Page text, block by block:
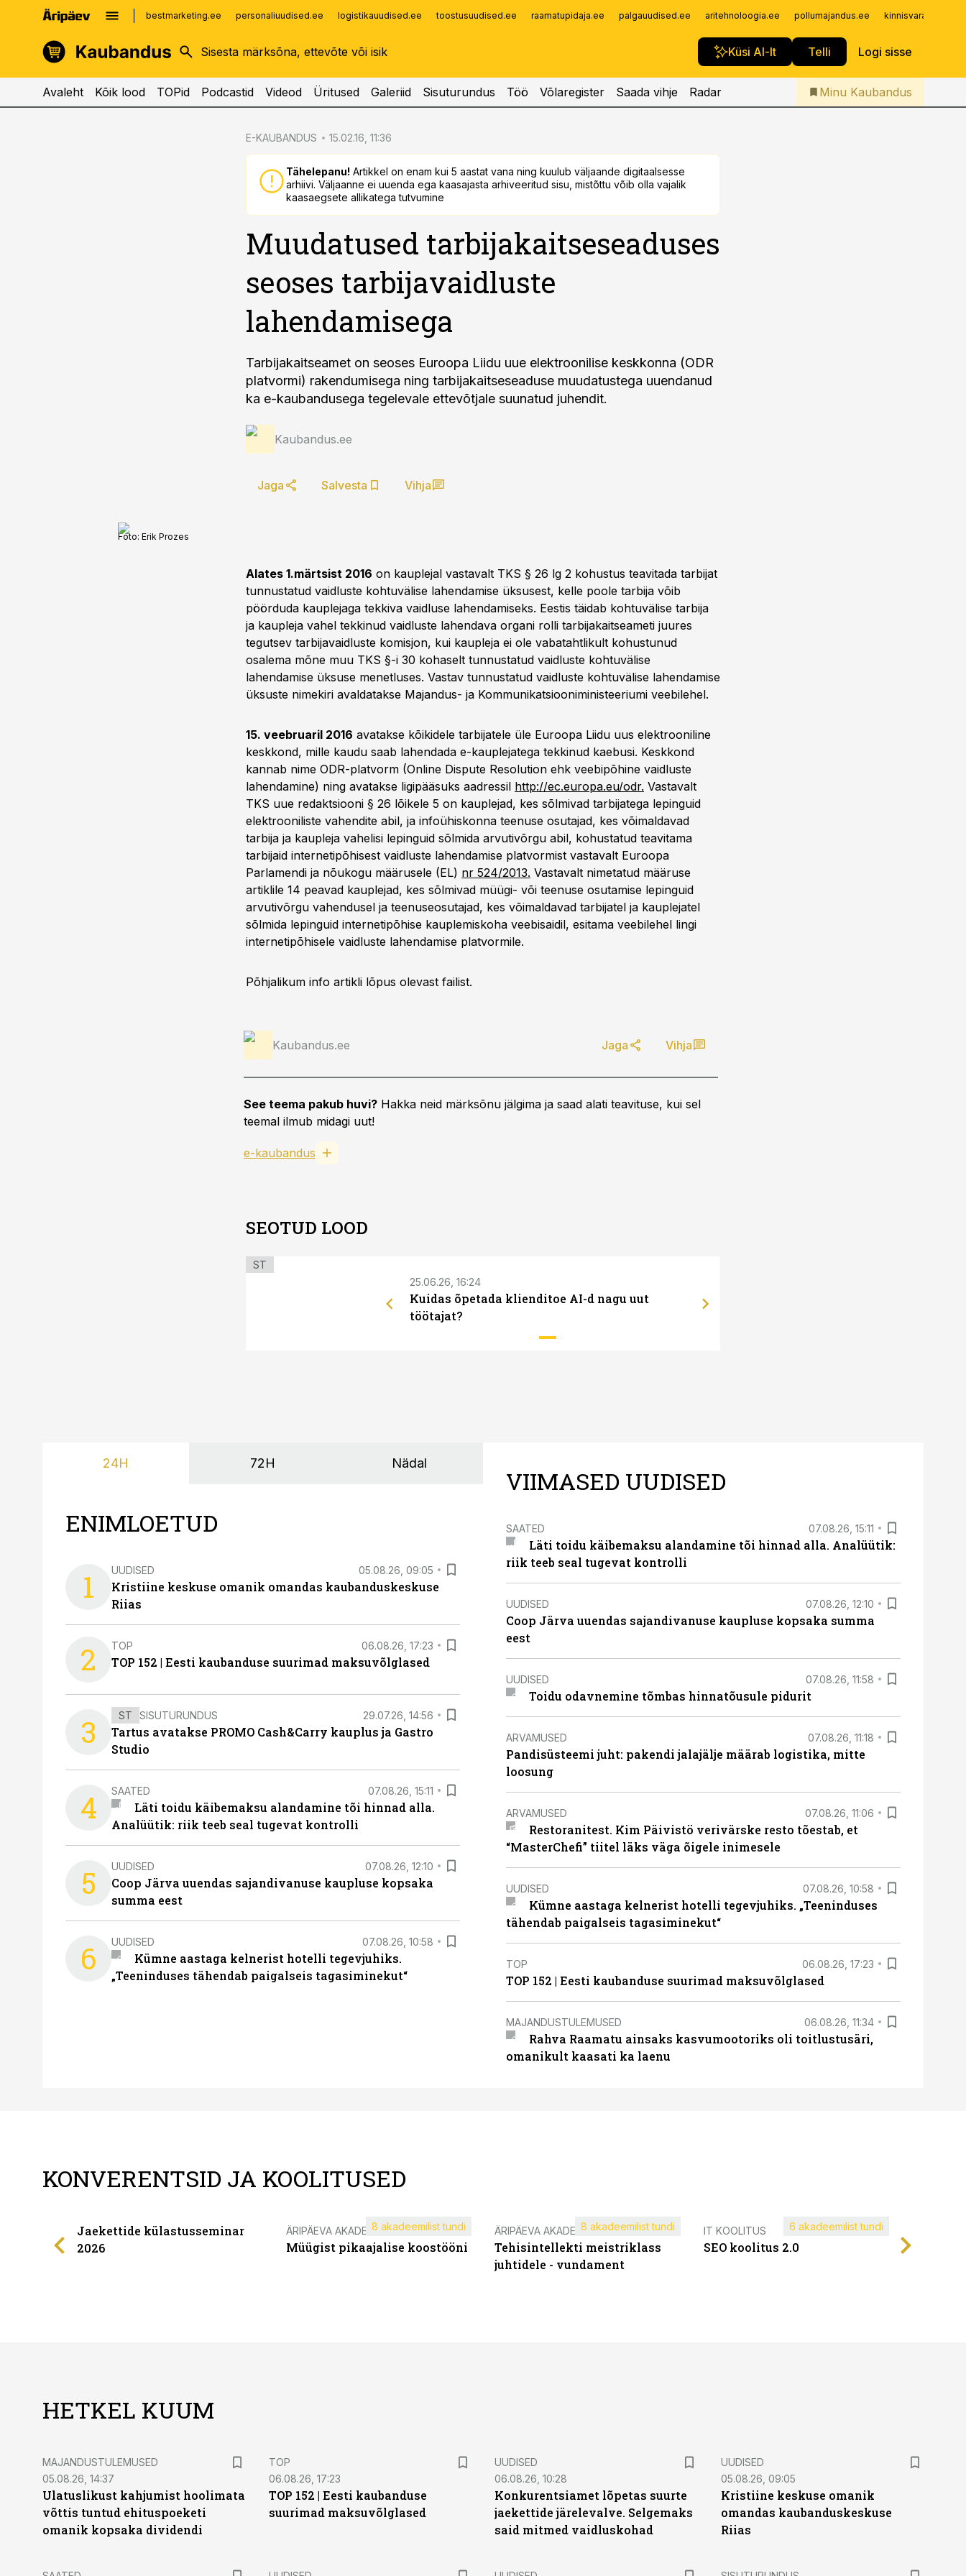
bestmarketing.ee personaliuudised.ee logistikauudised.ee toostusuudised.ee raamatupidaja.ee palgauudised.ee aritehnoloogia.ee pollumajandus.ee
Küsi AI-lt Telli Logi sisse
kinnisvarauudised.ee
logistikauudised.ee
imelineajalugu.ee
Infopank
Iseteenindus
Telli Kaubandus
Avaleht Kõik lood TOPid Podcastid Videod Üritused Galeriid Sisuturundus Töö Võlaregister Saada vihje Radar Minu Kaubandus
E-KAUBANDUS 15.02.16, 11:36
Tähelepanu! Artikkel on enam kui 5 aastat vana ning kuulub väljaande digitaalsesse
arhiivi. Väljaanne ei uuenda ega kaasajasta arhiveeritud sisu, mistõttu võib olla vajalik
kaasaegsete allikatega tutvumine
Muudatused tarbijakaitseseaduses
seoses tarbijavaidluste
lahendamisega
Tarbijakaitseamet on seoses Euroopa Liidu uue elektroonilise keskkonna (ODR
platvormi) rakendumisega ning tarbijakaitseseaduse muudatustega uuendanud
ka e-kaubandusega tegelevale ettevõtjale suunatud juhendit.
Kaubandus.ee
Jaga Salvesta Vihja
Foto: Erik Prozes
Alates 1.märtsist 2016 on kauplejal vastavalt TKS § 26 lg 2 kohustus teavitada tarbijat
tunnustatud vaidluste kohtuvälise lahendamise üksusest, kelle poole tarbija võib
pöörduda kauplejaga tekkiva vaidluse lahendamiseks. Eestis täidab kohtuvälise tarbija
ja kaupleja vahel tekkinud vaidluste lahendava organi rolli tarbijakaitseameti juures
tegutsev tarbijavaidluste komisjon, kui kaupleja ei ole vabatahtlikult kohustunud
osalema mõne muu TKS §-i 30 kohaselt tunnustatud vaidluste kohtuvälise
lahendamise üksuse menetluses. Vastav tunnustatud vaidluste kohtuvälise lahendamise
üksuste nimekiri avaldatakse Majandus- ja Kommunikatsiooniministeeriumi veebilehel.
15. veebruaril 2016 avatakse kõikidele tarbijatele üle Euroopa Liidu uus elektrooniline
keskkond, mille kaudu saab lahendada e-kauplejatega tekkinud kaebusi. Keskkond
kannab nime ODR-platvorm (Online Dispute Resolution ehk veebipõhine vaidluste
lahendamine) ning avatakse ligipääsuks aadressil http://ec.europa.eu/odr. Vastavalt
TKS uue redaktsiooni § 26 lõikele 5 on kauplejad, kes sõlmivad tarbijatega lepinguid
elektrooniliste vahendite abil, ja infoühiskonna teenuse osutajad, kes võimaldavad
tarbija ja kaupleja vahelisi lepinguid sõlmida arvutivõrgu abil, kohustatud teavitama
tarbijaid internetipõhisest vaidluste lahendamise platvormist vastavalt Euroopa
Parlamendi ja nõukogu määrusele (EL) nr 524/2013. Vastavalt nimetatud määruse
artiklile 14 peavad kauplejad, kes sõlmivad müügi- või teenuse osutamise lepinguid
arvutivõrgu vahendusel ja teenuseosutajad, kes võimaldavad tarbijatel ja kauplejatel
sõlmida lepinguid internetipõhise kauplemiskoha veebisaidil, esitama veebilehel lingi
internetipõhisele vaidluste lahendamise platvormile.
Põhjalikum info artikli lõpus olevast failist.
Kaubandus.ee Jaga Vihja
See teema pakub huvi? Hakka neid märksõnu jälgima ja saad alati teavituse, kui sel
teemal ilmub midagi uut!
e-kaubandus
SEOTUD LOOD
ST
25.06.26, 16:24
Kuidas õpetada klienditoe AI-d nagu uut
töötajat?
24H 72H Nädal
ENIMLOETUD
1 UUDISED 05.08.26, 09:05
Kristiine keskuse omanik omandas kaubanduskeskuse
Riias
2 TOP 06.08.26, 17:23
TOP 152 | Eesti kaubanduse suurimad maksuvõlglased
3 ST SISUTURUNDUS 29.07.26, 14:56
Tartus avatakse PROMO Cash&Carry kauplus ja Gastro
Studio
4 SAATED 07.08.26, 15:11
Läti toidu käibemaksu alandamine tõi hinnad alla.
Analüütik: riik teeb seal tugevat kontrolli
5 UUDISED 07.08.26, 12:10
Coop Järva uuendas sajandivanuse kaupluse kopsaka
summa eest
6 UUDISED 07.08.26, 10:58
Kümne aastaga kelnerist hotelli tegevjuhiks.
„Teeninduses tähendab paigalseis tagasiminekut“
VIIMASED UUDISED
SAATED 07.08.26, 15:11
Läti toidu käibemaksu alandamine tõi hinnad alla. Analüütik:
riik teeb seal tugevat kontrolli
UUDISED 07.08.26, 12:10
Coop Järva uuendas sajandivanuse kaupluse kopsaka summa
eest
UUDISED 07.08.26, 11:58
Toidu odavnemine tõmbas hinnatõusule pidurit
ARVAMUSED 07.08.26, 11:18
Pandisüsteemi juht: pakendi jalajälje määrab logistika, mitte
loosung
ARVAMUSED 07.08.26, 11:06
Restoranitest. Kim Päivistö verivärske resto tõestab, et
“MasterChefi” tiitel läks väga õigele inimesele
UUDISED 07.08.26, 10:58
Kümne aastaga kelnerist hotelli tegevjuhiks. „Teeninduses
tähendab paigalseis tagasiminekut“
TOP 06.08.26, 17:23
TOP 152 | Eesti kaubanduse suurimad maksuvõlglased
MAJANDUSTULEMUSED 06.08.26, 11:34
Rahva Raamatu ainsaks kasvumootoriks oli toitlustusäri,
omanikult kaasati ka laenu
KONVERENTSID JA KOOLITUSED
Jaekettide külastusseminar
2026
ÄRIPÄEVA AKADEEMIA
Müügist pikaajalise koostööni
8 akadeemilist tundi ÄRIPÄEVA AKADEEMIA
Tehisintellekti meistriklass
juhtidele - vundament
8 akadeemilist tundi IT KOOLITUS
SEO koolitus 2.0
6 akadeemilist tundi
HETKEL KUUM
MAJANDUSTULEMUSED
05.08.26, 14:37
Ulatuslikust kahjumist hoolimata
võttis tuntud ehituspoeketi
omanik kopsaka dividendi
TOP
06.08.26, 17:23
TOP 152 | Eesti kaubanduse
suurimad maksuvõlglased
UUDISED
06.08.26, 10:28
Konkurentsiamet lõpetas suurte
jaekettide järelevalve. Selgemaks
said mitmed vaidluskohad
UUDISED
05.08.26, 09:05
Kristiine keskuse omanik
omandas kaubanduskeskuse
Riias
ST